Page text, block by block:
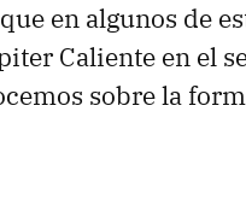
en algunos de
Caliente en el
sobre la